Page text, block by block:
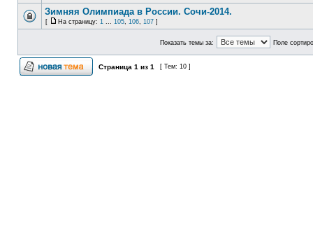
Зимняя Олимпиада в России. Сочи-2014.
[ На страницу: 1 ... 105, 106, 107 ]
Показать темы за: Поле
Страница 1 из 1 [ Тем: 10 ]